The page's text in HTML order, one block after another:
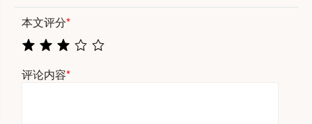
本文评分*
评论内容*